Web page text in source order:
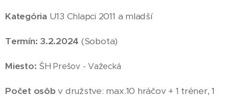
Kategória U13 Chlapci 2011 a mladší
Termín: 3.2.2024 (Sobota)
Miesto: ŠHPrešov - Važecká
Počet osôb v družstve: max.10 hráčov + 1 tréner, 1